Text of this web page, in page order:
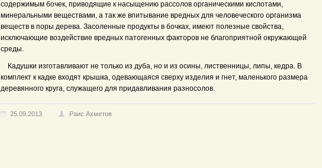
содержимым бочек, приводящие к насыщению рассолов органическими кислотами,
минеральными веществами, а так же впитывание вредных для человеческого организма
веществ в поры дерева. Засоленные продукты в бочках, имеют полезные свойства,
исключающие воздействие вредных патогенных факторов не благоприятной окружающей
среды.
Кадушки изготавливают не только из дуба, но и из осины, лиственницы, липы, кедра. В
комплект к кадке входят крышка, одевающаяся сверху изделия и гнет, маленького размера
деревянного круга, служащего для придавливания разносолов.
25.09.2013 Раис Ахметов